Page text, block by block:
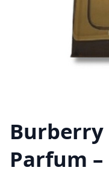
Burberry
Parfum –